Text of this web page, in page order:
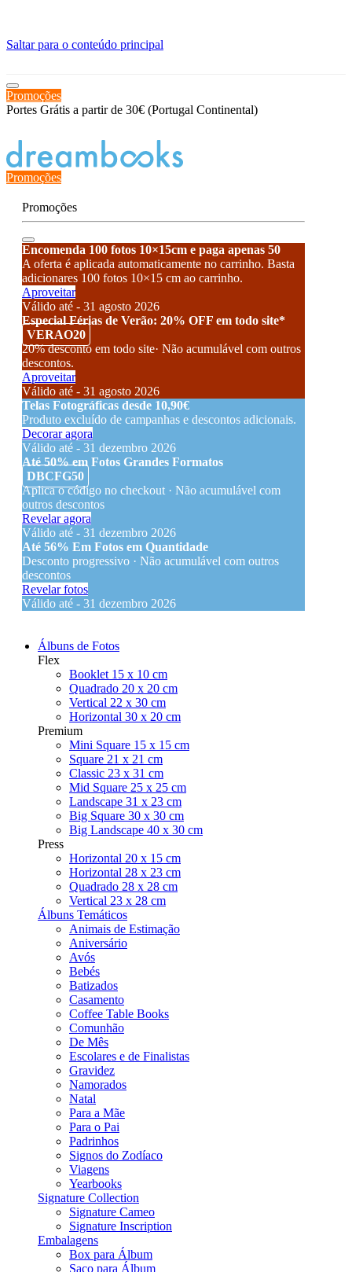
Saltar para o conteúdo principal
Promoções
Portes Grátis a partir de 30€ (Portugal Continental)
Promoções
Promoções
Encomenda 100 fotos 10×15cm e paga apenas 50
A oferta é aplicada automaticamente no carrinho. Basta
adicionares 100 fotos 10×15 cm ao carrinho.
Aproveitar
Válido até - 31 agosto 2026
Especial Férias de Verão: 20% OFF em todo site*
VERAO20
20% desconto em todo site· Não acumulável com outros
descontos.
Aproveitar
Válido até - 31 agosto 2026
Telas Fotográficas desde 10,90€
Produto excluído de campanhas e descontos adicionais.
Decorar agora
Válido até - 31 dezembro 2026
Até 50% em Fotos Grandes Formatos
DBCFG50
Aplica o código no checkout · Não acumulável com
outros descontos
Revelar agora
Válido até - 31 dezembro 2026
Até 56% Em Fotos em Quantidade
Desconto progressivo · Não acumulável com outros
descontos
Revelar fotos
Válido até - 31 dezembro 2026
Álbuns de Fotos
Flex
Booklet 15 x 10 cm
Quadrado 20 x 20 cm
Vertical 22 x 30 cm
Horizontal 30 x 20 cm
Premium
Mini Square 15 x 15 cm
Square 21 x 21 cm
Classic 23 x 31 cm
Mid Square 25 x 25 cm
Landscape 31 x 23 cm
Big Square 30 x 30 cm
Big Landscape 40 x 30 cm
Press
Horizontal 20 x 15 cm
Horizontal 28 x 23 cm
Quadrado 28 x 28 cm
Vertical 23 x 28 cm
Álbuns Temáticos
Animais de Estimação
Aniversário
Avós
Bebés
Batizados
Casamento
Coffee Table Books
Comunhão
De Mês
Escolares e de Finalistas
Gravidez
Namorados
Natal
Para a Mãe
Para o Pai
Padrinhos
Signos do Zodíaco
Viagens
Yearbooks
Signature Collection
Signature Cameo
Signature Inscription
Embalagens
Box para Álbum
Saco para Álbum
≡